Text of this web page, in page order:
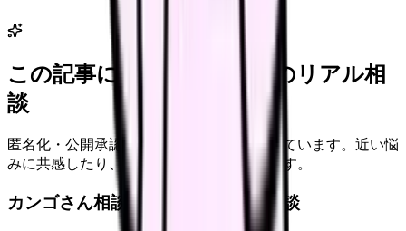
この記事に近い看護師さんのリアル相
談
匿名化・公開承認済みの本音だけを表示しています。近い悩
みに共感したり、自分の状況を投稿できます。
カンゴさん相談室から共有された相談